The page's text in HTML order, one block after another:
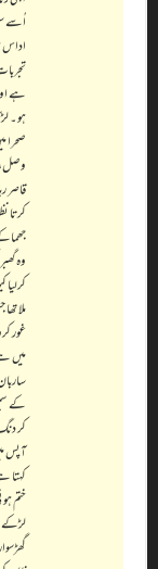
اُسے
اداس
ہے
ہو۔
صحرا
وصل،
قاصر
کرتا
وہ
ملا
غور
میں
کے
کر
آپس
کہتا
ختم
لڑکے